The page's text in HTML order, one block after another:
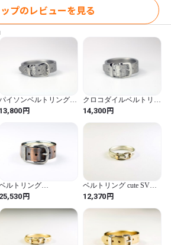
ればご注文に合わせてお作りいたしま
発送まで2週間～1ヶ月ほどお時間いただ
い。
ましたら、できる限り対応致します。
。
プのレビューを見る
イソンベルトリング
Surgical Stainless
13,800円
クロコダイルベルトリン
グ Surgical Stainless
14,300円
ルトリング
copper&silver 8mm
25,530円
ベルトリング cute SV
3mm
12,370円